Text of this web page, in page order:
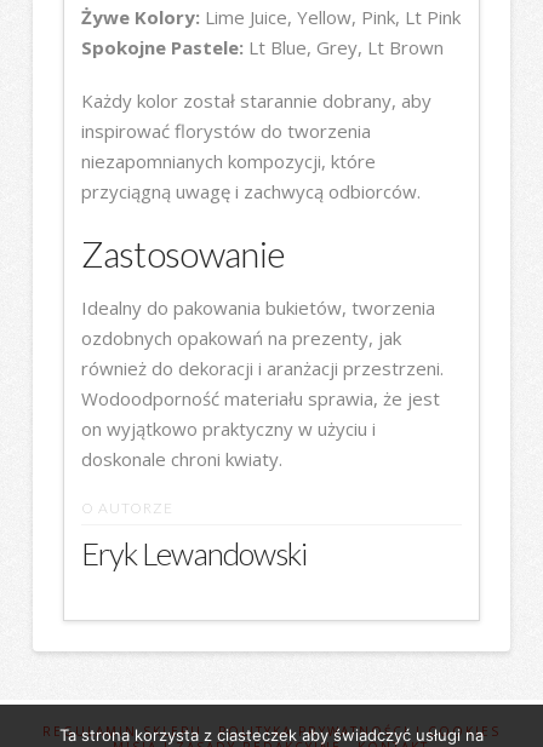
Żywe Kolory: Lime Juice, Yellow, Pink, Lt Pink
Spokojne Pastele: Lt Blue, Grey, Lt Brown
Każdy kolor został starannie dobrany, aby
inspirować florystów do tworzenia
niezapomnianych kompozycji, które
przyciągną uwagę i zachwycą odbiorców.
Zastosowanie
Idealny do pakowania bukietów, tworzenia
ozdobnych opakowań na prezenty, jak
również do dekoracji i aranżacji przestrzeni.
Wodoodporność materiału sprawia, że jest
on wyjątkowo praktyczny w użyciu i
doskonale chroni kwiaty.
O AUTORZE
Eryk Lewandowski
REGULAMIN SKLEPU
POLITYKA PRYWATNOŚCI I COOKIES
Ta strona korzysta z ciasteczek aby świadczyć usługi na